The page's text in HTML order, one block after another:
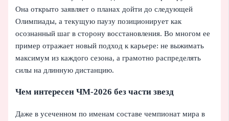
Она открыто заявляет о планах дойти до следующей
Олимпиады, а текущую паузу позиционирует как
осознанный шаг в сторону восстановления. Во многом ее
пример отражает новый подход к карьере: не выжимать
максимум из каждого сезона, а грамотно распределять
силы на длинную дистанцию.
Чем интересен ЧМ‑2026 без части звезд
Даже в усеченном по именам составе чемпионат мира в